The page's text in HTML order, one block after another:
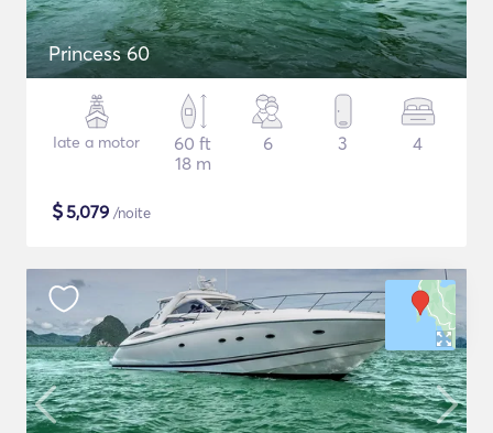
Princess 60
Iate a motor
60 ft
18 m
6 3 4
$5,079 /noite